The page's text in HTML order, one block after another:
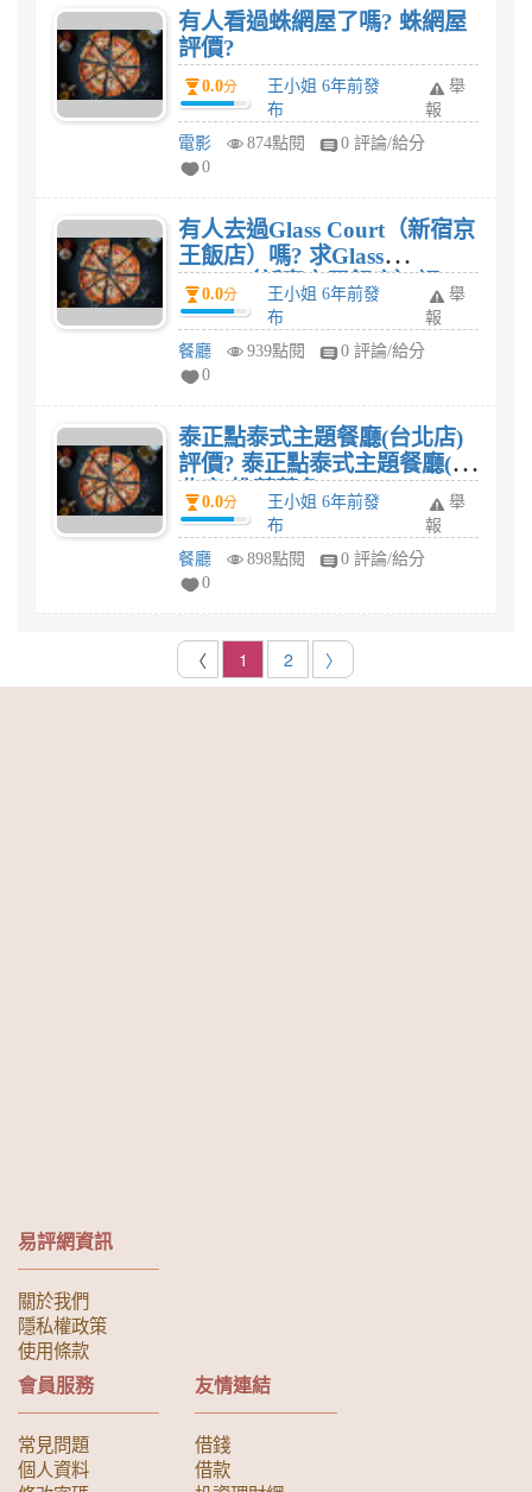
有人看過蛛網屋了嗎? 蛛網屋
評價?
0.0分
王小姐 6年前發
布
舉
報
電影
874點閱
0 評論/給分
0
有人去過Glass Court（新宿京
王飯店）嗎? 求Glass
Court（新宿京王飯店）評
價?
0.0分
王小姐 6年前發
布
舉
報
餐廳
939點閱
0 評論/給分
0
泰正點泰式主題餐廳(台北店)
評價? 泰正點泰式主題餐廳(台
北店)推薦菜色?
0.0分
王小姐 6年前發
布
舉
報
餐廳
898點閱
0 評論/給分
0
〈 1 2 〉
易評網資訊
關於我們
隱私權政策
使用條款
會員服務
常見問題
個人資料
友情連結
借錢
借款